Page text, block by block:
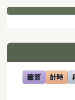
下中區域內
左邊區域內容
籤筒
(另開視窗)
計時
(另開視